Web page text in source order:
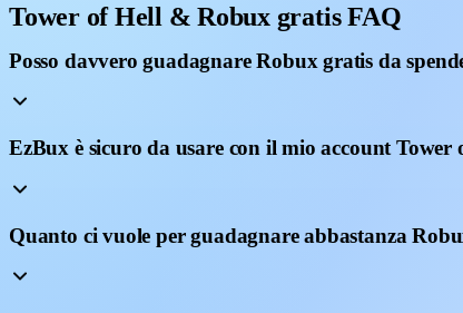
Tower of Hell & Robux gratis FAQ
Posso davvero guadagnare Robux gratis da
EzBux è sicuro da usare con il mio account Tower
Quanto ci vuole per guadagnare abbastanza